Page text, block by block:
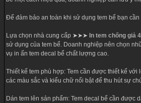
Để đảm bảo an toàn khi sử dụng tem bể bạn
Lựa chọn nhà cung cấp ➤➤➤ In tem chống giả
sử dụng của tem bể. Doanh nghiệp nên chọn
vụ in ấn tem decal bể chất lượng cao.
Thiết kế tem phù hợp: Tem cần được thiết kế
các màu sắc và kiểu chữ nổi bật để thu hút sự
Dán tem lên sản phẩm: Tem decal bể cần được